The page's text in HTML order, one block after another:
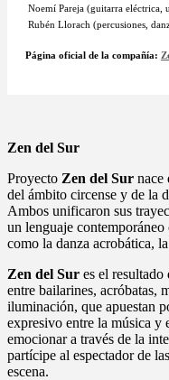
Noemí Pareja (guitarra eléctrica,
Rubén Llorach (percusiones,
Página oficial de la compañía:
Zen del Sur
Proyecto Zen del Sur nace
del ámbito circense y de la
Ambos unificaron sus
un lenguaje
como la danza acrobática,
Zen del Sur es el
entre bailarines, acróbatas,
iluminación, que apuestan
expresivo entre la música
emocionar a través de la
partícipe al espectador de
escena.